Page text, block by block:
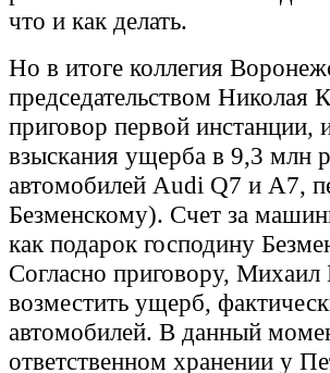
что и как делать.
Но в итоге коллегия
председательством Николая
приговор первой инстанции,
взыскания ущерба в 9,3 млн
автомобилей Audi Q7 и A7,
Безменскому). Счет за
как подарок господину
Согласно приговору,
возместить ущерб,
автомобилей. В данный
ответственном хранении у